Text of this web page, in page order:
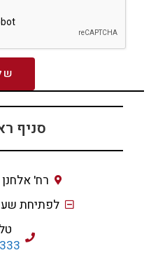
סניף
רח' אלחנן 10, ראשון לציון
לפתיחת